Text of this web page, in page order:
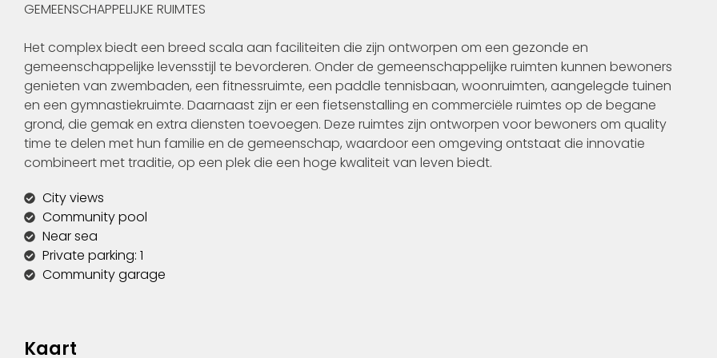
GEMEENSCHAPPELIJKE RUIMTES
Het complex biedt een breed scala aan faciliteiten die zijn ontworpen om een gezonde en
gemeenschappelijke levensstijl te bevorderen. Onder de gemeenschappelijke ruimten kunnen bewoners
genieten van zwembaden, een fitnessruimte, een paddle tennisbaan, woonruimten, aangelegde tuinen
en een gymnastiekruimte. Daarnaast zijn er een fietsenstalling en commerciële ruimtes op de begane
grond, die gemak en extra diensten toevoegen. Deze ruimtes zijn ontworpen voor bewoners om quality
time te delen met hun familie en de gemeenschap, waardoor een omgeving ontstaat die innovatie
combineert met traditie, op een plek die een hoge kwaliteit van leven biedt.
City views
Community pool
Near sea
Private parking: 1
Community garage
Kaart